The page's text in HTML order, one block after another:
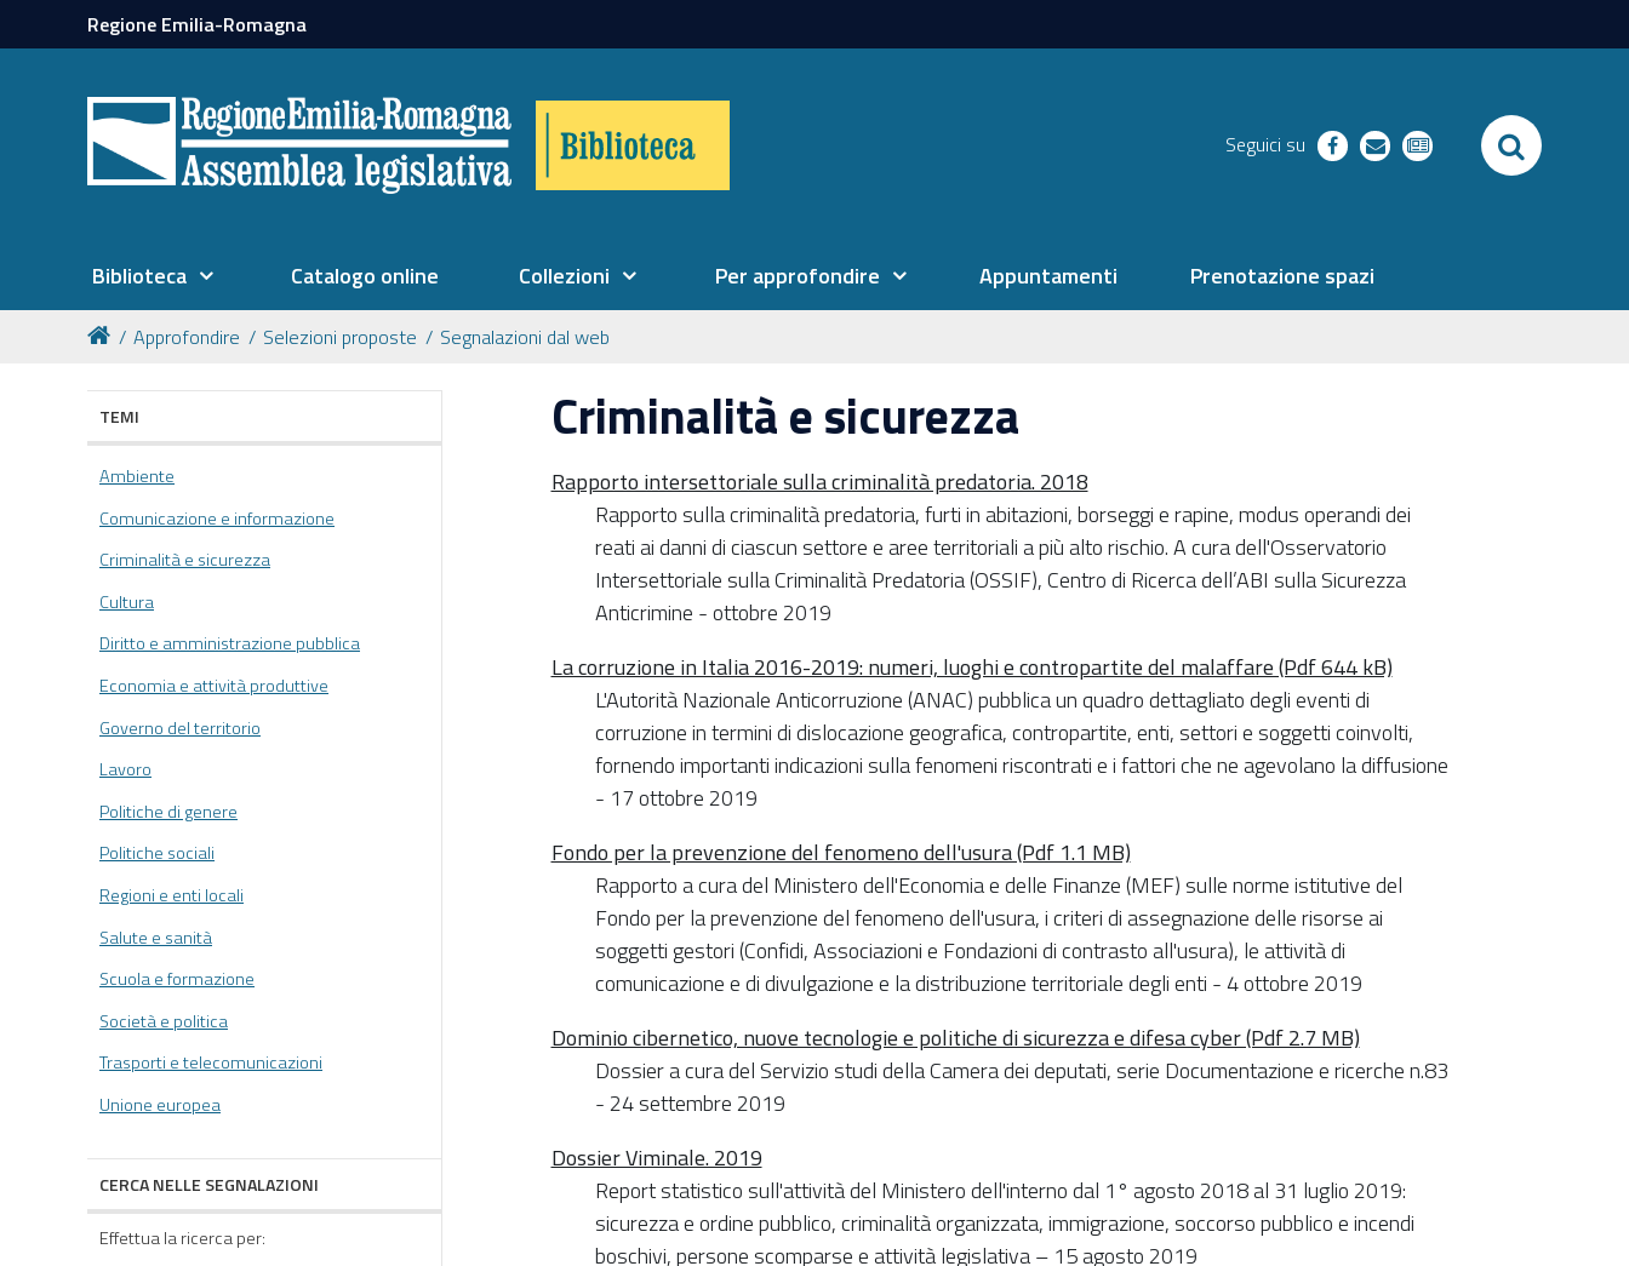
Regione Emilia-Romagna
Seguici su facebookrichiestenewsletter SEARCH
Biblioteca Catalogo online Collezioni Per approfondire Appuntamenti Prenotazione spazi
Approfondire Selezioni proposte Segnalazioni dal web
Criminalità e sicurezza
Rapporto intersettoriale sulla criminalità predatoria. 2018
Rapporto sulla criminalità predatoria, furti in abitazioni, borseggi e rapine, modus operandi dei
reati ai danni di ciascun settore e aree territoriali a più alto rischio. A cura dell'Osservatorio
Intersettoriale sulla Criminalità Predatoria (OSSIF), Centro di Ricerca dell’ABI sulla Sicurezza
Anticrimine - ottobre 2019
La corruzione in Italia 2016-2019: numeri, luoghi e contropartite del malaffare (Pdf 644 kB)
L'Autorità Nazionale Anticorruzione (ANAC) pubblica un quadro dettagliato degli eventi di
corruzione in termini di dislocazione geografica, contropartite, enti, settori e soggetti coinvolti,
fornendo importanti indicazioni sulla fenomeni riscontrati e i fattori che ne agevolano la diffusione
- 17 ottobre 2019
Fondo per la prevenzione del fenomeno dell'usura (Pdf 1.1 MB)
Rapporto a cura del Ministero dell'Economia e delle Finanze (MEF) sulle norme istitutive del
Fondo per la prevenzione del fenomeno dell'usura, i criteri di assegnazione delle risorse ai
soggetti gestori (Confidi, Associazioni e Fondazioni di contrasto all'usura), le attività di
comunicazione e di divulgazione e la distribuzione territoriale degli enti - 4 ottobre 2019
Dominio cibernetico, nuove tecnologie e politiche di sicurezza e difesa cyber (Pdf 2.7 MB)
Dossier a cura del Servizio studi della Camera dei deputati, serie Documentazione e ricerche n.83
- 24 settembre 2019
Dossier Viminale. 2019
Report statistico sull'attività del Ministero dell'interno dal 1° agosto 2018 al 31 luglio 2019:
sicurezza e ordine pubblico, criminalità organizzata, immigrazione, soccorso pubblico e incendi
boschivi, persone scomparse e attività legislativa – 15 agosto 2019
TEMI
Ambiente
Comunicazione e informazione
Criminalità e sicurezza
Cultura
Diritto e amministrazione pubblica
Economia e attività produttive
Governo del territorio
Lavoro
Politiche di genere
Politiche sociali
Regioni e enti locali
Salute e sanità
Scuola e formazione
Società e politica
Trasporti e telecomunicazioni
Unione europea
CERCA NELLE SEGNALAZIONI
Effettua la ricerca per: